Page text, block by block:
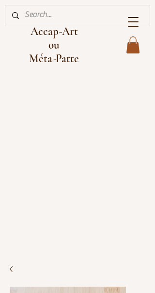
Accap-Art
ou
Méta-Patte